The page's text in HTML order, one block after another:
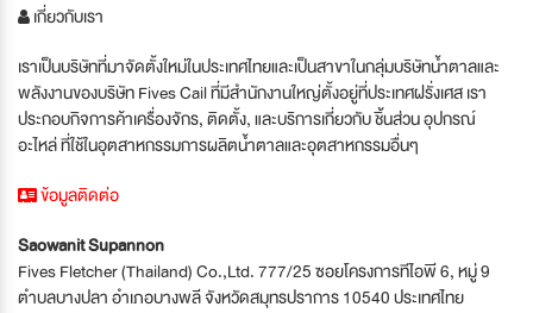
เกี่ยวกับเรา
เราเป็นบริษัทที่มาจัดตั้งใหม่ในประเทศไทยและเป็นสาขาในกลุ่มบริษัทน้ำตาลและ
พลังงานของบริษัท Fives Cail ที่มีสำนักงานใหญ่ตั้งอยู่ที่ประเทศฝรั่งเศส เรา
ประกอบกิจการค้าเครื่องจักร, ติดตั้ง, และบริการเกี่ยวกับ ชิ้นส่วน อุปกรณ์
อะไหล่ ที่ใช้ในอุตสาหกรรมการผลิตน้ำตาลและอุตสาหกรรมอื่นๆ
ข้อมูลติดต่อ
Saowanit Supannon
Fives Fletcher (Thailand) Co.,Ltd. 777/25 ซอยโครงการทีไอพี 6, หมู่ 9
ตำบลบางปลา อำเภอบางพลี จังหวัดสมุทรปราการ 10540 ประเทศไทย